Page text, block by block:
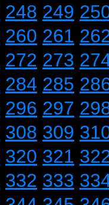
248 249
260 261
272 273
284 285
296 297
308 309
320 321
332 333